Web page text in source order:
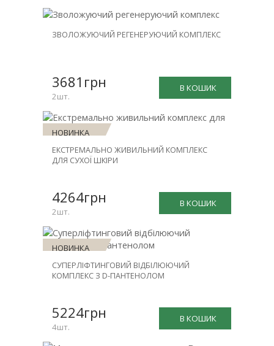
НОВИНКА
-30%
ЗВОЛОЖУЮЧИЙ РЕГЕНЕРУЮЧИЙ КОМПЛЕКС
В КОШИК
3681грн
2шт.
НОВИНКА
ЗНИЖКА
ЕКСТРЕМАЛЬНО ЖИВИЛЬНИЙ КОМПЛЕКС
ДЛЯ СУХОЇ ШКІРИ
В КОШИК
4264грн
2шт.
НОВИНКА
ЗНИЖКА
СУПЕРЛІФТИНГОВИЙ ВІДБІЛЮЮЧИЙ
КОМПЛЕКС З D-ПАНТЕНОЛОМ
В КОШИК
5224грн
4шт.